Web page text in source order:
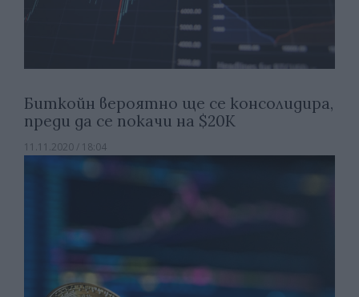
Биткойн вероятно ще се консолидира,
преди да се покачи на $20K
11.11.2020 / 18:04